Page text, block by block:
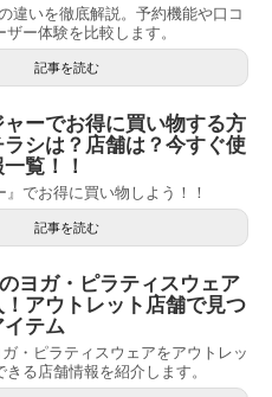
違いを徹底解説。予約機能や口コ
ザー体験を比較します。
記事を読む
ャーでお得に買い物する方
シは？店舗は？今すぐ使
覧！！
』でお得に買い物しよう！！
記事を読む
ヨガ・ピラティスウェア
アウトレット店舗で見つ
イテム
・ピラティスウェアをアウトレッ
きる店舗情報を紹介します。